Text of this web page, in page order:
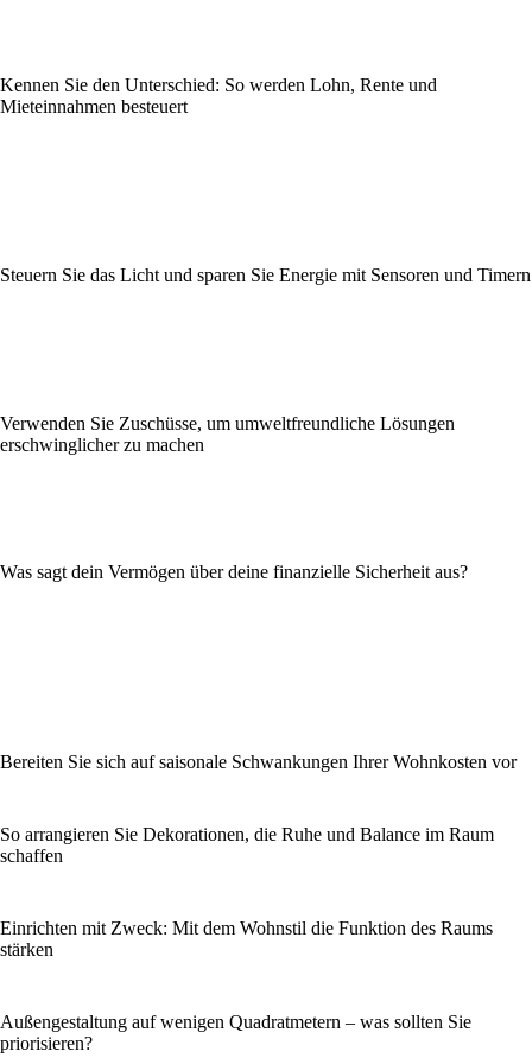
Kennen Sie den Unterschied: So werden Lohn, Rente und
Mieteinnahmen besteuert
Steuern Sie das Licht und sparen Sie Energie mit Sensoren und Timern
Verwenden Sie Zuschüsse, um umweltfreundliche Lösungen
erschwinglicher zu machen
Was sagt dein Vermögen über deine finanzielle Sicherheit aus?
Bereiten Sie sich auf saisonale Schwankungen Ihrer Wohnkosten vor
So arrangieren Sie Dekorationen, die Ruhe und Balance im Raum
schaffen
Einrichten mit Zweck: Mit dem Wohnstil die Funktion des Raums
stärken
Außengestaltung auf wenigen Quadratmetern – was sollten Sie
priorisieren?